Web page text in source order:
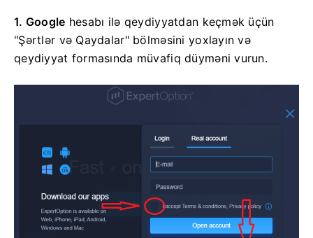
1. Google hesabı ilə qeydiyyatdan keçmək üçün
"Şərtlər və Qaydalar" bölməsini yoxlayın və
qeydiyyat formasında müvafiq düyməni vurun.